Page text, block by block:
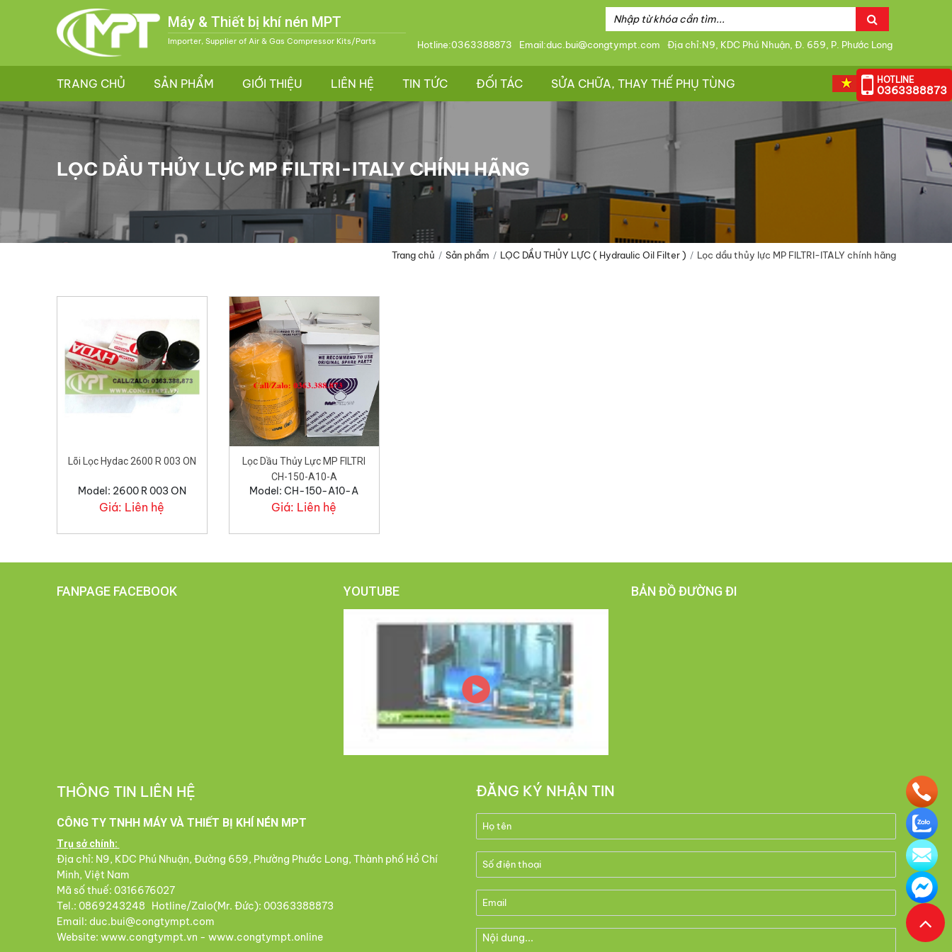
HOTLINE
0363388873
Máy & Thiết bị khí nén MPT
Importer, Supplier of Air & Gas Compressor Kits/Parts Hotline:0363388873 Email:duc.bui@congtympt.com Địa chỉ:N9, KDC Phú Nhuận, Đ. 659, P. Phước Long
TRANG CHỦ SẢN PHẨM GIỚI THIỆU LIÊN HỆ TIN TỨC ĐỐI TÁC SỬA CHỮA, THAY THẾ PHỤ TÙNG
LỌC DẦU THỦY LỰC MP FILTRI-ITALY CHÍNH HÃNG
Trang chủ Sản phẩm LỌC DẦU THỦY LỰC ( Hydraulic Oil Filter ) Lọc dầu thủy lực MP FILTRI-ITALY chính hãng
Lõi Lọc Hydac 2600 R 003 ON
Model: 2600 R 003 ON
Giá: Liên hệ
Lọc Dầu Thủy Lực MP FILTRI
CH-150-A10-A
Model: CH-150-A10-A
Giá: Liên hệ
FANPAGE FACEBOOK YOUTUBE BẢN ĐỒ ĐƯỜNG ĐI
THÔNG TIN LIÊN HỆ
CÔNG TY TNHH MÁY VÀ THIẾT BỊ KHÍ NÉN MPT
Trụ sở chính:
Địa chỉ: N9, KDC Phú Nhuận, Đường 659, Phường Phước Long, Thành phố Hồ Chí
Minh, Việt Nam
Mã số thuế: 0316676027
Tel.: 0869243248 Hotline/Zalo(Mr. Đức): 00363388873
Email: duc.bui@congtympt.com
Website: www.congtympt.vn - www.congtympt.online
ĐĂNG KÝ NHẬN TIN